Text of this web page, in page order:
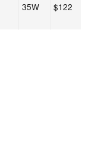
35W $122